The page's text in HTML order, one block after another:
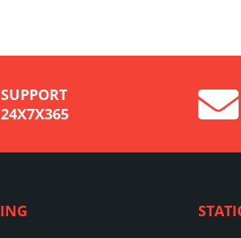
SUPPORT
24X7X365